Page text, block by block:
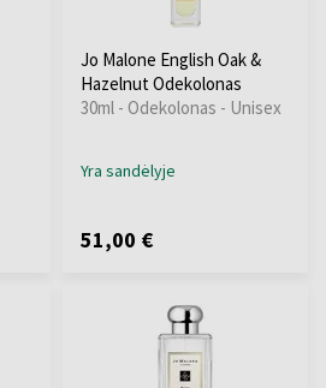
Jo Malone English Oak &
Hazelnut Odekolonas
30ml - Odekolonas - Unisex
Yra sandėlyje
51,00 €